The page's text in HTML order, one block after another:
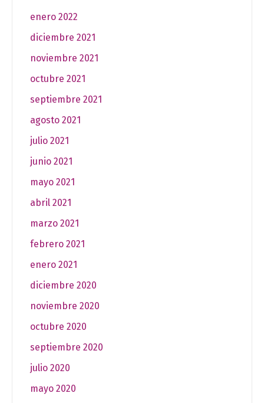
enero 2022
diciembre 2021
noviembre 2021
octubre 2021
septiembre 2021
agosto 2021
julio 2021
junio 2021
mayo 2021
abril 2021
marzo 2021
febrero 2021
enero 2021
diciembre 2020
noviembre 2020
octubre 2020
septiembre 2020
julio 2020
mayo 2020